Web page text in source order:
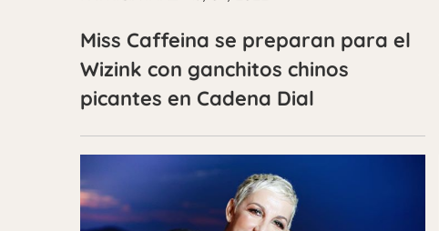
Miss Caffeina se preparan para el
Wizink con ganchitos chinos
picantes en Cadena Dial